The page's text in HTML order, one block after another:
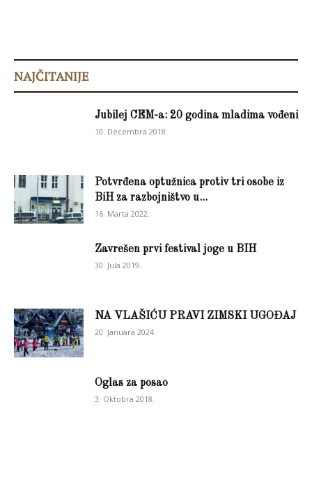
NAJČITANIJE
Jubilej CEM-a: 20 godina mladima vođeni
10. Decembra 2018.
Potvrđena optužnica protiv tri osobe iz
BiH za razbojništvo u...
16. Marta 2022.
Zavrešen prvi festival joge u BIH
30. Jula 2019.
NA VLAŠIĆU PRAVI ZIMSKI UGOĐAJ
20. Januara 2024.
Oglas za posao
3. Oktobra 2018.